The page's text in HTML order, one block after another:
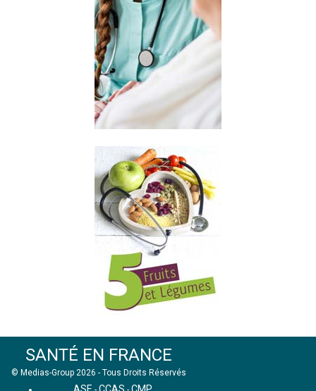
SANTÉ EN FRANCE
© Medias-Group 2026 - Tous Droits Réservés